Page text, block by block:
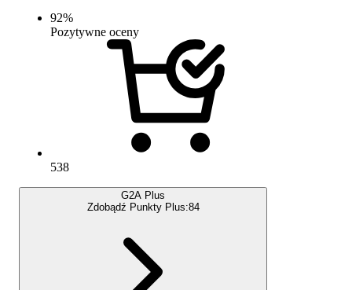
92%
Pozytywne oceny
538
G2A Plus
Zdobądź Punkty Plus:84